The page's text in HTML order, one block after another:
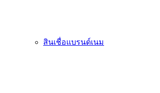
สินเชื่อแบรนด์เนม